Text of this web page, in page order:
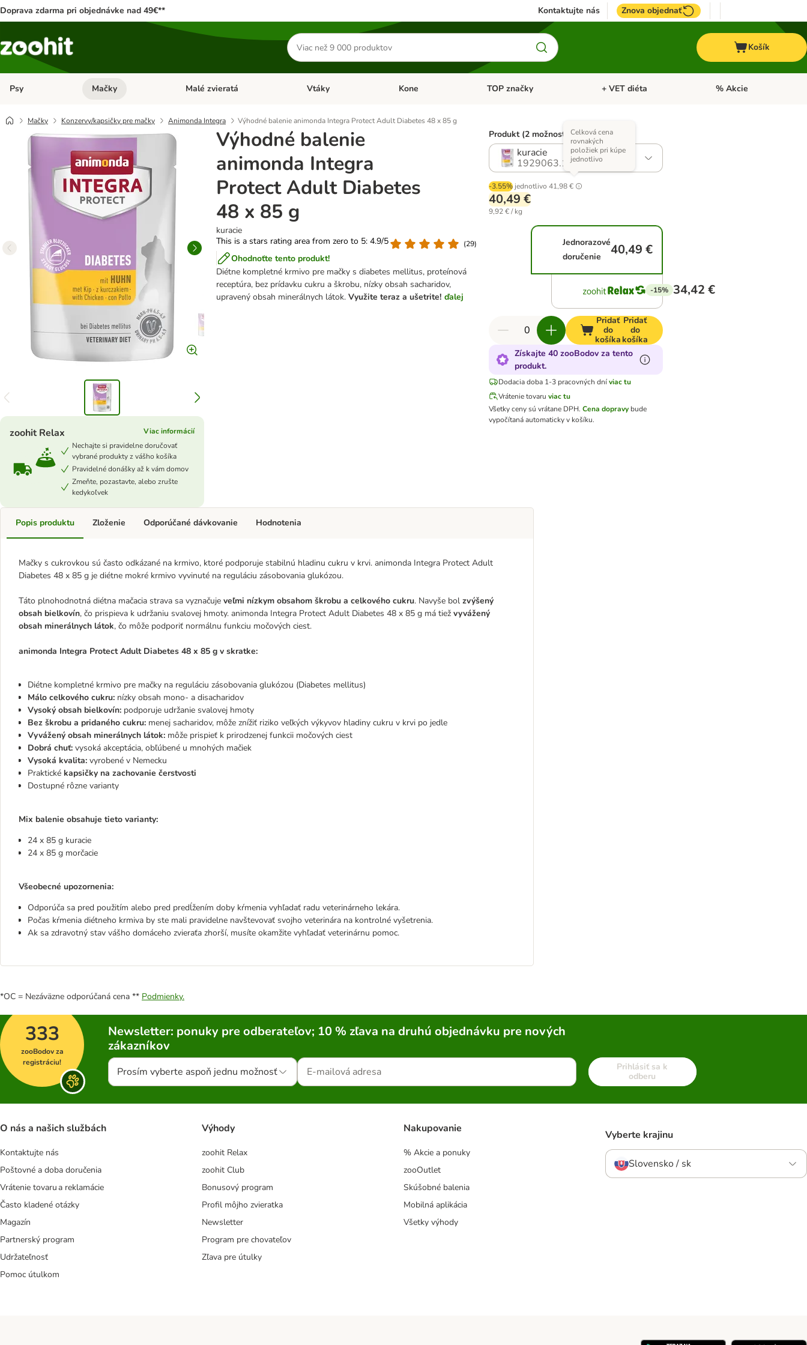
Doprava zdarma pri objednávke nad 49€** Kontaktujte nás Znova objednať
Hľadať
produkty
Košík
Psy Otvoriť menu: Psy
Mačky Otvoriť menu: Mačky
Malé zvieratá Otvoriť menu: Malé zvieratá
Vtáky Otvoriť menu: Vtáky
Kone Otvoriť menu: Kone
TOP značky Otvoriť menu: TOP značky
+ VET diéta Otvoriť menu: + VET diéta
% Akcie
Mačky Konzervy/kapsičky pre mačky Animonda Integra Výhodné balenie animonda Integra Protect Adult Diabetes 48 x 85 g
Výhodné balenie
animonda Integra
Protect Adult Diabetes
48 x 85 g
kuracie
This is a stars rating area from zero to 5: 4.9/5
(29)
Ohodnoťte tento produkt!
Diétne kompletné krmivo pre mačky s diabetes mellitus, proteínová
receptúra, bez prídavku cukru a škrobu, nízky obsah sacharidov,
upravený obsah minerálnych látok. Využite teraz a ušetrite! ďalej
zoohit Relax
Viac informácií
Nechajte si pravidelne doručovať
vybrané produkty z vášho košíka
Pravidelné donášky až k vám domov
Zmeňte, pozastavte, alebo zrušte
kedykoľvek
Produkt (2 možností)
kuracie
1929063.1
-3.55% jednotlivo 41,98 €
Celková cena
rovnakých
položiek pri kúpe
jednotlivo
40,49 €
9,92 € / kg
Jednorazové
doručenie
40,49 €
-15% 34,42 €
Pridať
do
košíka
Pridať
do
košíka
Získajte 40 zooBodov za tento
produkt.
Dodacia doba 1-3 pracovných dníviac tu
Vrátenie tovaru viac tu
Všetky ceny sú vrátane DPH. Cena dopravy bude
vypočítaná automaticky v košíku.
Popis produktu
Mačky s cukrovkou sú často odkázané na krmivo, ktoré podporuje stabilnú hladinu cukru v krvi. animonda Integra Protect Adult
Diabetes 48 x 85 g je diétne mokré krmivo vyvinuté na reguláciu zásobovania glukózou.
Táto plnohodnotná diétna mačacia strava sa vyznačuje veľmi nízkym obsahom škrobu a celkového cukru. Navyše bol zvýšený
obsah bielkovín, čo prispieva k udržaniu svalovej hmoty. animonda Integra Protect Adult Diabetes 48 x 85 g má tiež vyvážený
obsah minerálnych látok, čo môže podporiť normálnu funkciu močových ciest.
animonda Integra Protect Adult Diabetes 48 x 85 g v skratke:
Diétne kompletné krmivo pre mačky na reguláciu zásobovania glukózou (Diabetes mellitus)
Málo celkového cukru: nízky obsah mono- a disacharidov
Vysoký obsah bielkovín: podporuje udržanie svalovej hmoty
Bez škrobu a pridaného cukru: menej sacharidov, môže znížiť riziko veľkých výkyvov hladiny cukru v krvi po jedle
Vyvážený obsah minerálnych látok: môže prispieť k prirodzenej funkcii močových ciest
Dobrá chuť: vysoká akceptácia, obľúbené u mnohých mačiek
Vysoká kvalita: vyrobené v Nemecku
Praktické kapsičky na zachovanie čerstvosti
Dostupné rôzne varianty
Mix balenie obsahuje tieto varianty:
24 x 85 g kuracie
24 x 85 g morčacie
Všeobecné upozornenia:
Odporúča sa pred použitím alebo pred predĺžením doby kŕmenia vyhľadať radu veterinárneho lekára.
Počas kŕmenia diétneho krmiva by ste mali pravidelne navštevovať svojho veterinára na kontrolné vyšetrenia.
Ak sa zdravotný stav vášho domáceho zvieraťa zhorší, musíte okamžite vyhľadať veterinárnu pomoc.
Zloženie Odporúčané dávkovanie Hodnotenia
*OC = Nezáväzne odporúčaná cena ** Podmienky.
333
zooBodov za
registráciu!
Newsletter: ponuky pre odberateľov; 10 % zľava na druhú objednávku pre nových
zákazníkov
Prosím vyberte aspoň jednu možnosť
Prihlásiť sa k
odberu
O nás a našich službách
Kontaktujte nás
Poštovné a doba doručenia
Vrátenie tovaru a reklamácie
Často kladené otázky
Magazín
Partnerský program
Udržateľnosť
Pomoc útulkom
Výhody
zoohit Relax
zoohit Club
Bonusový program
Profil môjho zvieratka
Newsletter
Program pre chovateľov
Zľava pre útulky
Nakupovanie
% Akcie a ponuky
zooOutlet
Skúšobné balenia
Mobilná aplikácia
Všetky výhody
Vyberte krajinu
Slovensko / sk